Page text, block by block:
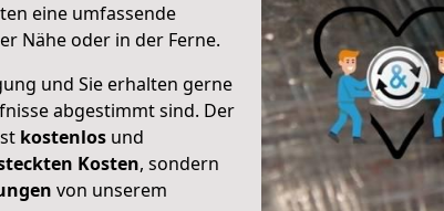
eine umfassende
Nähe oder in der Ferne.
und Sie erhalten gerne
abgestimmt sind. Der
kostenlos und
Kosten, sondern
von unserem